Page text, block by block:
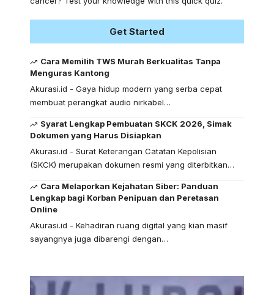
Get Started
Cara Memilih TWS Murah Berkualitas Tanpa
Menguras Kantong
Akurasi.id - Gaya hidup modern yang serba cepat
membuat perangkat audio nirkabel…
Syarat Lengkap Pembuatan SKCK 2026, Simak
Dokumen yang Harus Disiapkan
Akurasi.id - Surat Keterangan Catatan Kepolisian
(SKCK) merupakan dokumen resmi yang diterbitkan…
Cara Melaporkan Kejahatan Siber: Panduan
Lengkap bagi Korban Penipuan dan Peretasan
Online
Akurasi.id - Kehadiran ruang digital yang kian masif
sayangnya juga dibarengi dengan…